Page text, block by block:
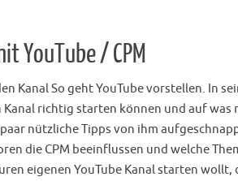
YouTube / CPM
Kanal So geht YouTube vorstellen. In
richtig starten können und auf was
nützliche Tipps von ihm
die CPM beeinflussen und welche
eigenen YouTube Kanal starten wollt,